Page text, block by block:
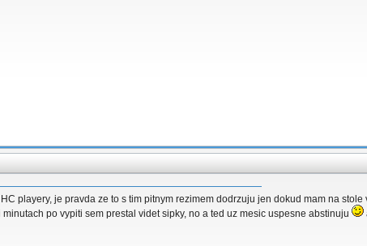
playery, je pravda ze to s tim pitnym rezimem dodrzuju jen dokud mam na
po vypiti sem prestal videt sipky, no a ted uz mesic uspesne abstinuju